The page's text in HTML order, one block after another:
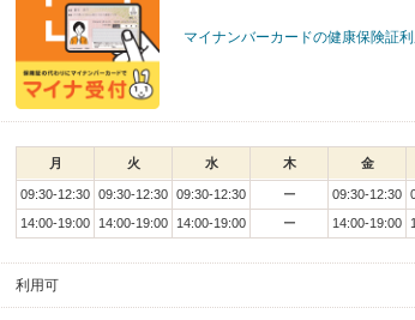
マイナンバーカードの健康保険証
月 火 水 木 金
09:30-12:30 09:30-12:30 09:30-12:30 ー 09:30-12:30
14:00-19:00
14:00-19:00 14:00-19:00 ー 14:00-19:00
利用可